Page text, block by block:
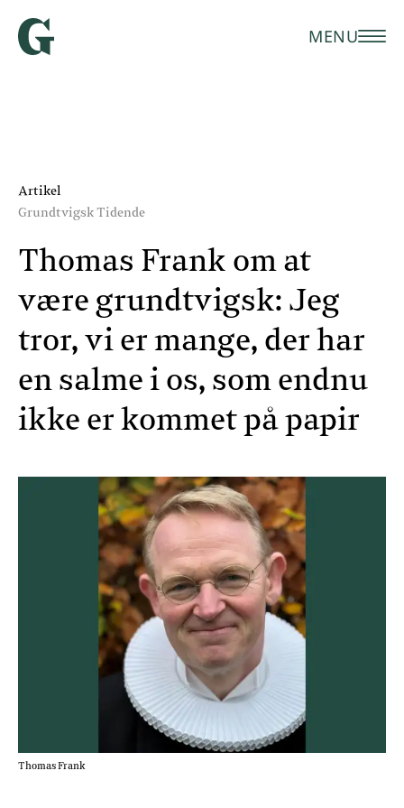
MENU
Artikel
Grundtvigsk Tidende
Thomas Frank om at
være grundtvigsk: Jeg
tror, vi er mange, der har
en salme i os, som endnu
ikke er kommet på papir
Thomas Frank